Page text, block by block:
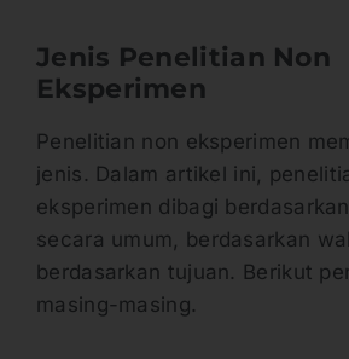
Jenis Penelitian Non
Eksperimen
Penelitian non eksperimen
jenis. Dalam artikel ini,
eksperimen dibagi
secara umum, berdasarkan
berdasarkan tujuan. Berikut
masing-masing.